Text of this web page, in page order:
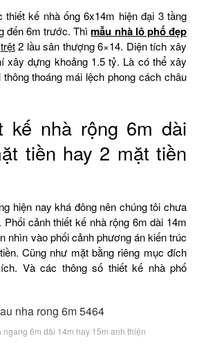
kế nhà ống 6x14m hiện đại 3 tầng
đến 6m trước. Thìmẫu nhà lô phố đẹp
trệt2 lầu sân thượng 6×14. Diện tích xây
xây dựng khoảng 1.5 tỷ. Là có thể xây
thoáng mái lệch phong cách châu
kế nhà rộng 6m dài
tiền hay 2 mặt tiền
hiện nay khá đông nên chúng tôi chưa
cảnh thiết kế nhà rộng 6m dài 14m
nhìn vào phối cảnh phương án kiến trúc
Cũng như mặt bằng riêng mục đích
Và các thông số thiết kế nhà phố
ngang 6m dài 14m hay 15m anh thiện